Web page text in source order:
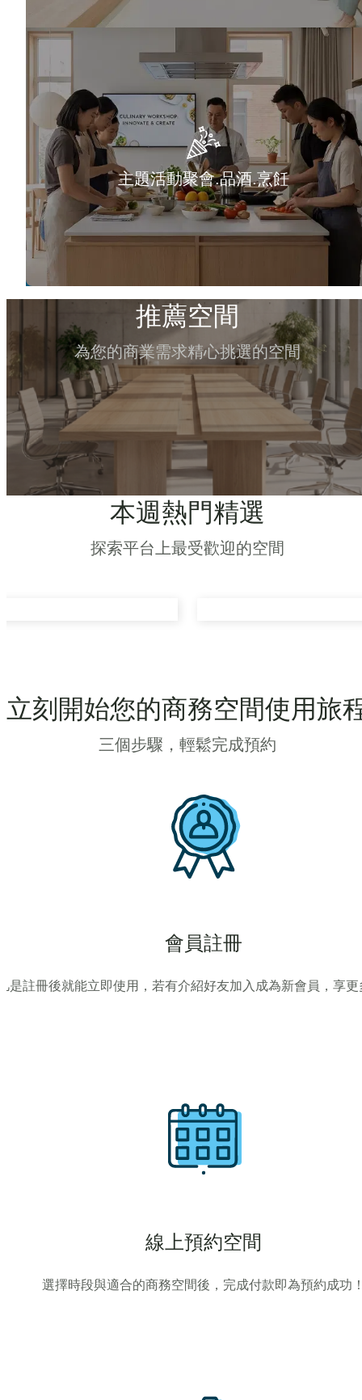
主題活動聚會.品酒.烹飪
推薦空間
為您的商業需求精心挑選的空間
本週熱門精選
探索平台上最受歡迎的空間
立刻開始您的商務空間使用旅
三個步驟，輕鬆完成預約
會員註冊
是註冊後就能立即使用，若有介紹好友加入成為新會員，享更
線上預約空間
選擇時段與適合的商務空間後，完成付款即為預約成功